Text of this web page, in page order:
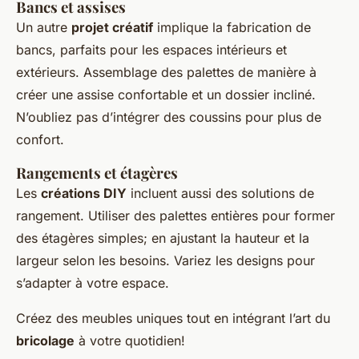
Bancs et assises
Un autre projet créatif implique la fabrication de
bancs, parfaits pour les espaces intérieurs et
extérieurs. Assemblage des palettes de manière à
créer une assise confortable et un dossier incliné.
N’oubliez pas d’intégrer des coussins pour plus de
confort.
Rangements et étagères
Les créations DIY incluent aussi des solutions de
rangement. Utiliser des palettes entières pour former
des étagères simples; en ajustant la hauteur et la
largeur selon les besoins. Variez les designs pour
s’adapter à votre espace.
Créez des meubles uniques tout en intégrant l’art du
bricolage à votre quotidien!